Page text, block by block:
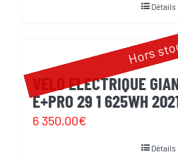
2
499,00€.
est :
1
999,00€.
Détails
Hors
VELO ELECTRIQUE
E+PRO 29 1 625WH
6 350,00€
Détails